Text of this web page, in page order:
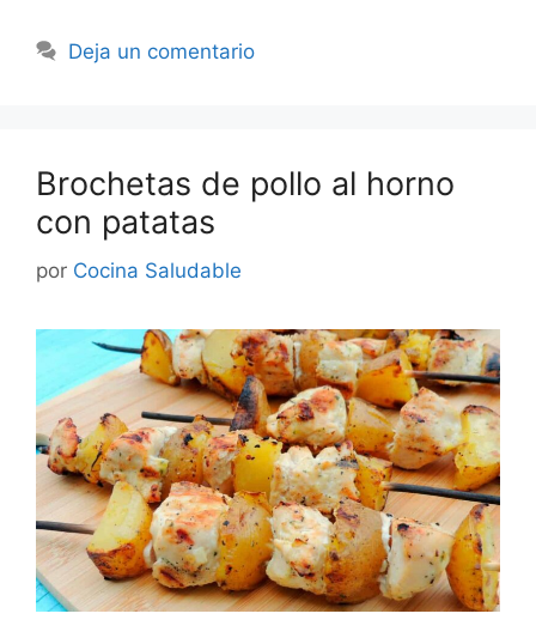
Deja un comentario
Brochetas de pollo al horno
con patatas
por Cocina Saludable